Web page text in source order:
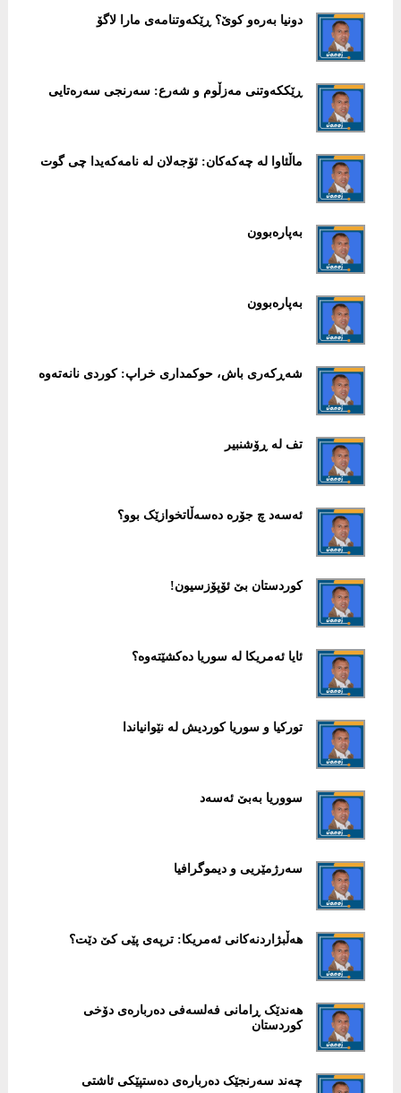
دونیا بەرەو کوێ؟ ڕێکەوتنامەی مارا لاگۆ
ڕێککەوتنی مەزڵوم و شەرع: سەرنجی سەرەتایی
ماڵئاوا لە چەکەکان: ئۆجەلان لە نامەکەیدا چی گوت
بەپارەبوون
بەپارەبوون
شەڕکەری باش، حوکمداری خراپ: کوردی نانەتەوە
تف لە ڕۆشنبیر
ئەسەد چ جۆرە دەسەڵاتخوازێک بوو؟
کوردستان بێ ئۆپۆزسیون!
ئایا ئەمریکا لە سوریا دەکشێتەوە؟
تورکیا و سوریا کوردیش لە نێوانیاندا
سووریا بەبێ ئەسەد
سەرژمێریی و دیموگرافیا
هەڵبژاردنەکانی ئەمریکا: ترپەی پێی کێ دێت؟
هەندێک ڕامانی فەلسەفی دەربارەی دۆخی
کوردستان
چەند سەرنجێک دەربارەی دەستپێکی ئاشتی